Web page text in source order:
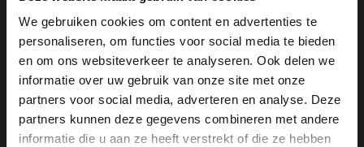
We gebruiken cookies om content en advertenties te
personaliseren, om functies voor social media te bieden
en om ons websiteverkeer te analyseren. Ook delen we
informatie over uw gebruik van onze site met onze
partners voor social media, adverteren en analyse. Deze
partners kunnen deze gegevens combineren met andere
informatie die u aan ze heeft verstrekt of die ze hebben
04-12-2025
WELKOM BIJ GRAND PRIX RADIO
Ben je 24 jaar of ouder?
Pas je advertentie instellingen aan en klik hieronder om
door te gaan naar de website!